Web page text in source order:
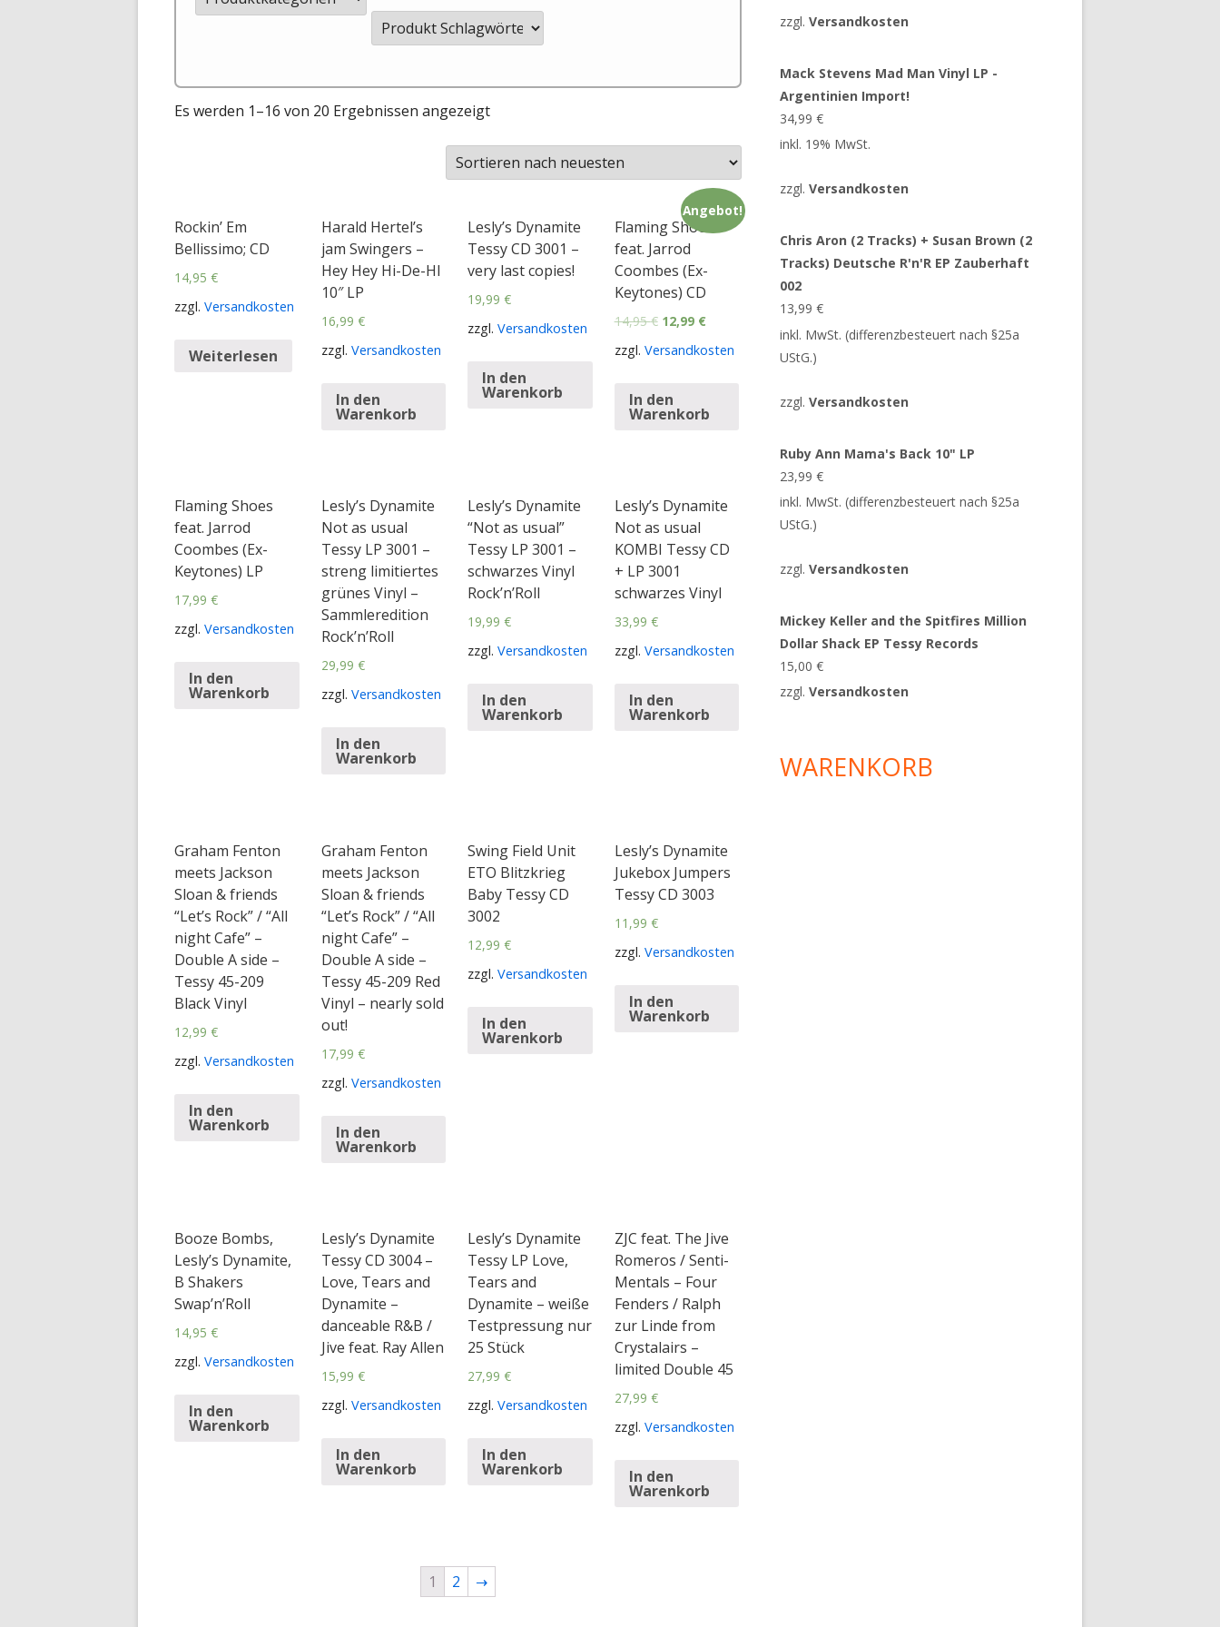
Es werden 1–16 von 20 Ergebnissen angezeigt
Rockin’ Em
Bellissimo; CD
14,95 €
zzgl. Versandkosten
Weiterlesen
Harald Hertel’s
jam Swingers –
Hey Hey Hi-De-HI
10″ LP
16,99 €
zzgl. Versandkosten
In den
Warenkorb
Lesly’s Dynamite
Tessy CD 3001 –
very last copies!
19,99€
zzgl.Versandkosten
In den
Warenkorb
Angebot!
Flaming Shoes
feat. Jarrod
Coombes (Ex-
Keytones) CD
14,95€ 12,99 €
zzgl. Versandkosten
In den
Warenkorb
Flaming Shoes
feat. Jarrod
Coombes (Ex-
Keytones) LP
17,99 €
zzgl. Versandkosten
In den
Warenkorb
Lesly’s Dynamite
Not as usual
Tessy LP 3001 –
streng limitiertes
grünes Vinyl –
Sammleredition
Rock’n’Roll
29,99 €
zzgl. Versandkosten
In den
Warenkorb
Lesly’s Dynamite
“Not as usual”
Tessy LP 3001 –
schwarzes Vinyl
Rock’n’Roll
19,99€
zzgl.Versandkosten
In den
Warenkorb
Lesly’s Dynamite
Not as usual
KOMBI Tessy CD
+ LP 3001
schwarzes Vinyl
33,99 €
zzgl. Versandkosten
In den
Warenkorb
Graham Fenton
meets Jackson
Sloan & friends
“Let’s Rock” / “All
night Cafe” –
Double A side –
Tessy 45-209
Black Vinyl
12,99 €
zzgl. Versandkosten
In den
Warenkorb
Graham Fenton
meets Jackson
Sloan & friends
“Let’s Rock” / “All
night Cafe” –
Double A side –
Tessy 45-209 Red
Vinyl – nearly sold
out!
17,99 €
zzgl. Versandkosten
In den
Warenkorb
Swing Field Unit
ETO Blitzkrieg
Baby Tessy CD
3002
12,99€
zzgl.Versandkosten
In den
Warenkorb
Lesly’s Dynamite
Jukebox Jumpers
Tessy CD 3003
11,99 €
zzgl. Versandkosten
In den
Warenkorb
Booze Bombs,
Lesly’s Dynamite,
B Shakers
Swap’n’Roll
14,95 €
zzgl. Versandkosten
In den
Warenkorb
Lesly’s Dynamite
Tessy CD 3004 –
Love, Tears and
Dynamite –
danceable R&B /
Jive feat. Ray Allen
15,99 €
zzgl. Versandkosten
In den
Warenkorb
Lesly’s Dynamite
Tessy LP Love,
Tears and
Dynamite – weiße
Testpressung nur
25 Stück
27,99€
zzgl.Versandkosten
In den
Warenkorb
ZJC feat. The Jive
Romeros / Senti-
Mentals – Four
Fenders / Ralph
zur Linde from
Crystalairs –
limited Double 45
27,99 €
zzgl. Versandkosten
In den
Warenkorb
1 2 →
zzgl.Versandkosten
Mack Stevens Mad Man Vinyl LP -
Argentinien Import!
34,99€
inkl. 19% MwSt.
zzgl.Versandkosten
Chris Aron (2 Tracks) + Susan Brown (2
Tracks) Deutsche R'n'R EP Zauberhaft
002
13,99€
inkl. MwSt. (differenzbesteuert nach §25a
UStG.)
zzgl.Versandkosten
Ruby Ann Mama's Back 10" LP
23,99€
inkl. MwSt. (differenzbesteuert nach §25a
UStG.)
zzgl.Versandkosten
Mickey Keller and the Spitfires Million
Dollar Shack EP Tessy Records
15,00€
zzgl.Versandkosten
WARENKORB